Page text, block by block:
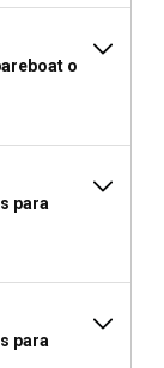
o
para
para